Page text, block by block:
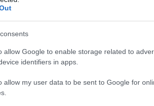
allow Google to enable storage related to
identifiers in apps.
allow my user data to be sent to Google for
παραλία Αυλίδας